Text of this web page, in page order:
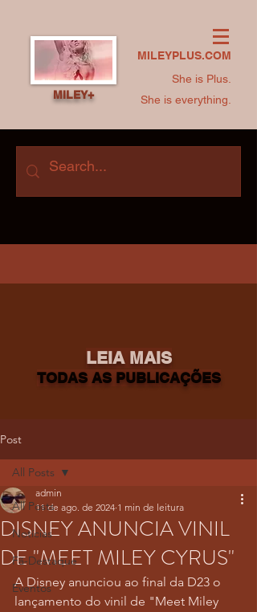
MILEYPLUS.COM
She is Plus.
She is everything.
MILEY+
LEIA MAIS
TODAS AS PUBLICAÇÕES
Post
All Posts
Notícias
Fã-Destaque
Eventos
All Posts
DISNEY ANUNCIA VINIL
DE "MEET MILEY CYRUS"
admin
11 de ago. de 2024 1 min de leitura
A Disney anunciou ao final da D23 o
lançamento do vinil de "Meet Miley